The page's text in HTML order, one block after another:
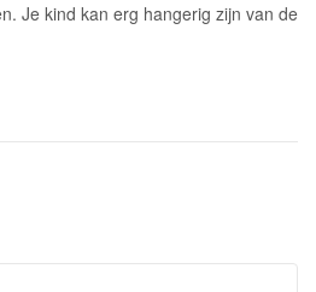
Je kind kan erg hangerig zijn van de